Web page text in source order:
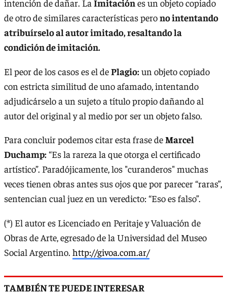
intención de dañar. La Imitaciónes un objeto copiado
de otro de similares características perono intentando
atribuírselo al autor imitado, resaltando la
condición de imitación.
El peor de los casos es el dePlagio:un objeto copiado
con estricta similitud de uno afamado, intentando
adjudicárselo a un sujeto a título propio dañando al
autor del original y al medio por ser un objeto falso.
Para concluir podemos citar esta frase deMarcel
Duchamp:“Es la rareza la que otorga el certificado
artístico”. Paradójicamente, los "curanderos" muchas
veces tienen obras antes sus ojos que por parecer “raras”,
sentencian cual juez en un veredicto: “Eso es falso”.
(*) El autor es Licenciado en Peritaje y Valuación de
Obras de Arte, egresado de la Universidad del Museo
Social Argentino. http://givoa.com.ar/
TAMBIÉN TE PUEDE INTERESAR